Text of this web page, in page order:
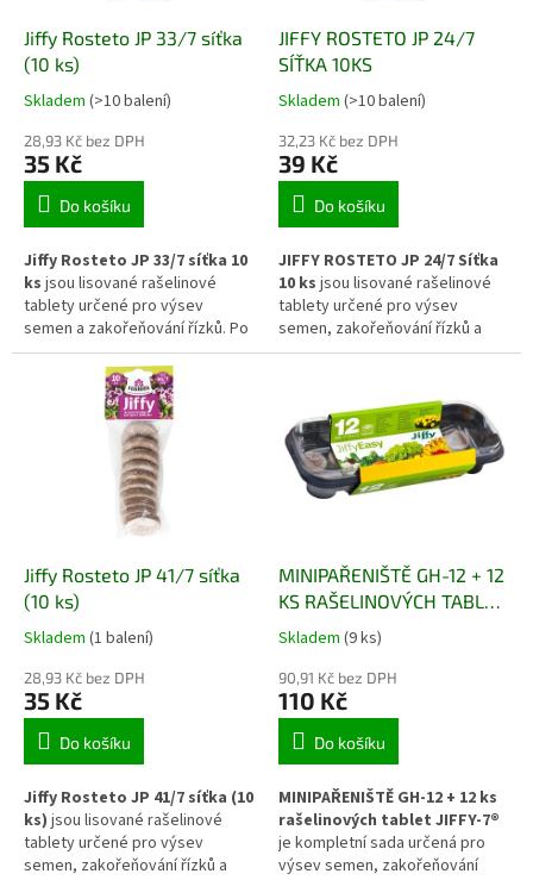
Jiffy Rosteto JP 33/7 síťka
(10 ks)
Skladem (>10 balení)
28,93 Kč bez DPH
35 Kč
Do košíku
Jiffy Rosteto JP 33/7 síťka 10
ks jsou lisované rašelinové
tablety určené pro výsev
semen a zakořeňování řízků. Po
navlhčení zvětší svůj objem a
vytvoří vhodné prostředí pro
klíčení, růst kořenů i následné
přesazování mladých rostlin.
JIFFY ROSTETO JP 24/7
SÍŤKA 10KS
Skladem (>10 balení)
32,23 Kč bez DPH
39 Kč
Do košíku
JIFFY ROSTETO JP 24/7 Síťka
10 ks jsou lisované rašelinové
tablety určené pro výsev
semen, zakořeňování řízků a
předpěstování mladých rostlin.
zvětší svůj objem, vytvoří
kompaktní pěstební prostředí a
díky jemné síťce umožňují
snadnou manipulaci i
přesazování bez zbytečného
Jiffy Rosteto JP 41/7 síťka
(10 ks)
Skladem (1 balení)
28,93 Kč bez DPH
35 Kč
Do košíku
Jiffy Rosteto JP 41/7 síťka (10
ks) jsou lisované rašelinové
tablety určené pro výsev
semen, zakořeňování řízků a
MINIPAŘENIŠTĚ GH-12 + 12
KS RAŠELINOVÝCH TABLET
JIFFY-7®
Skladem (9 ks)
90,91 Kč bez DPH
110 Kč
Do košíku
MINIPAŘENIŠTĚ GH-12 + 12 ks
rašelinových tablet JIFFY-7®
je kompletní sada určená pro
výsev semen, zakořeňování